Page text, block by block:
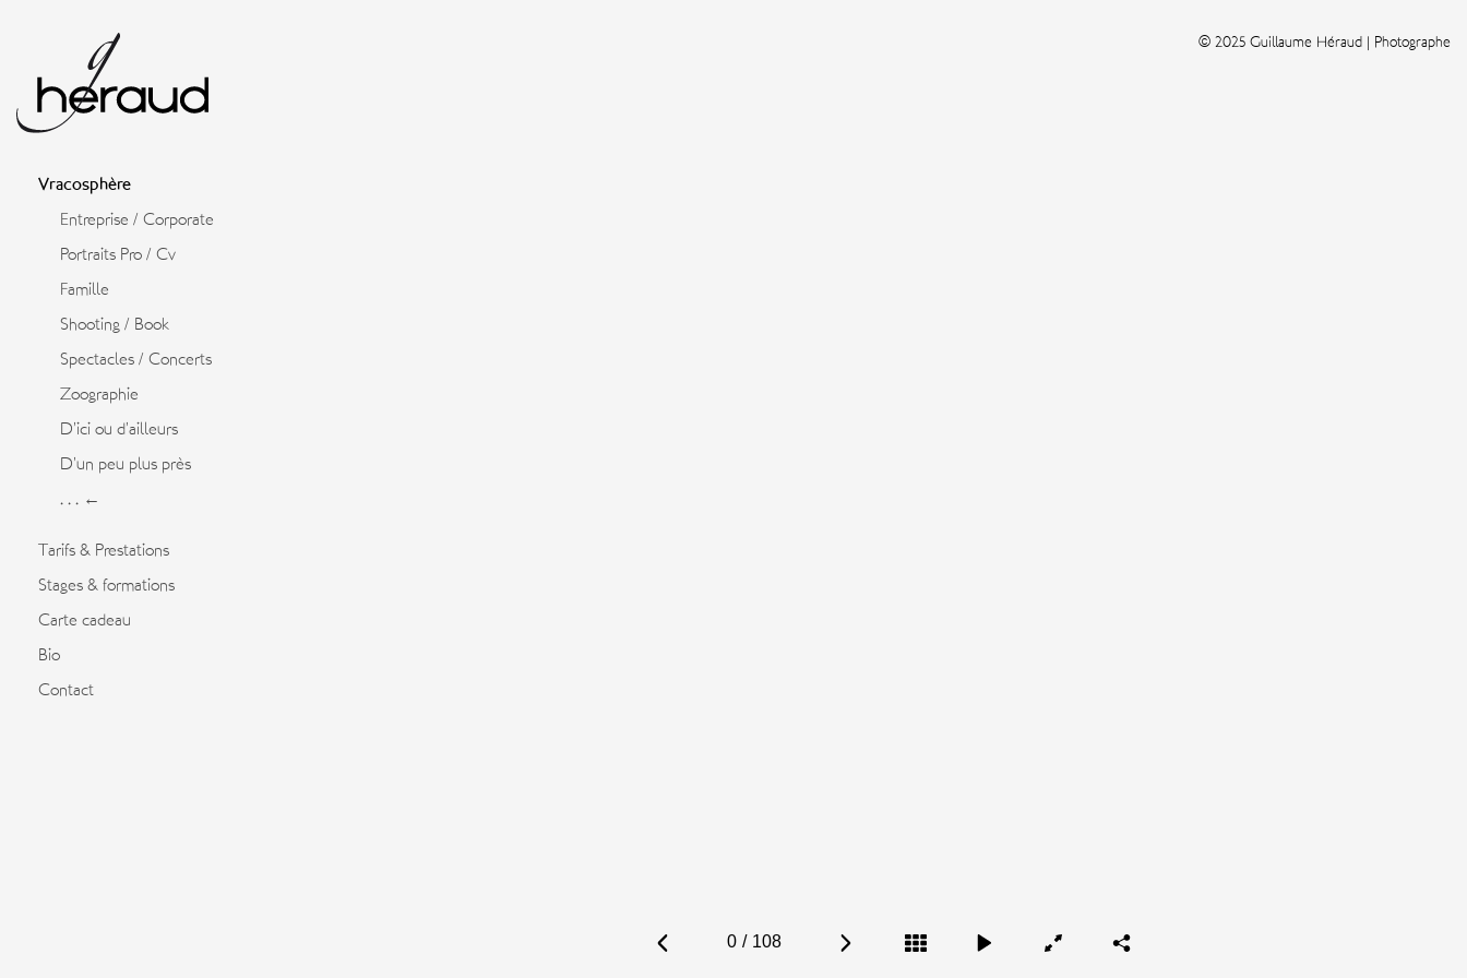
Vracosphère
Entreprise / Corporate
Portraits Pro / Cv
Famille
Shooting / Book
Spectacles / Concerts
Zoographie
D’ici ou d’ailleurs
D’un peu plus près
. . . ←
Tarifs & Prestations
Stages & formations
Carte cadeau
Bio
Contact
© 2025 Guillaume Héraud | Photographe
0 / 108